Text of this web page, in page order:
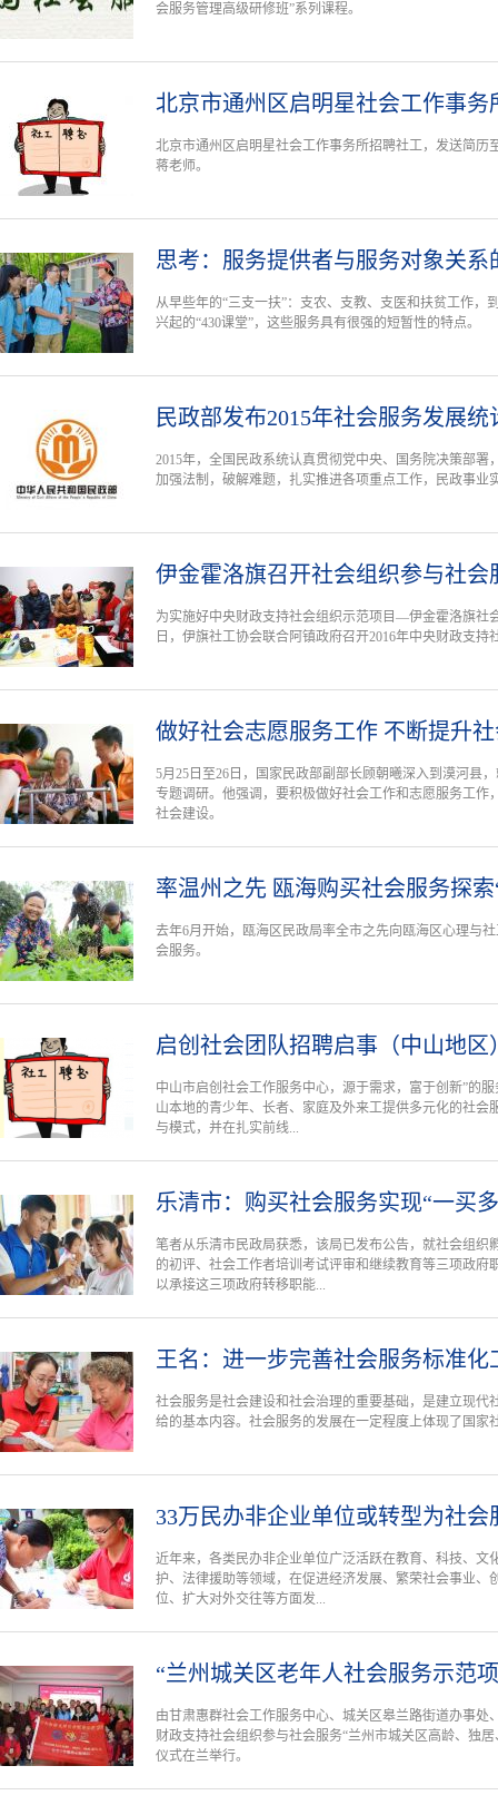
会服务管理高级研修班”系列课程。
北京市通州区启明星社会工作事务
北京市通州区启明星社会工作事务所招聘社工，发送简历
蒋老师。
思考：服务提供者与服务对象关系
从早些年的“三支一扶”：支农、支教、支医和扶贫工作，
兴起的“430课堂”，这些服务具有很强的短暂性的特点。
民政部发布2015年社会服务发展统
2015年，全国民政系统认真贯彻党中央、国务院决策部
加强法制，破解难题，扎实推进各项重点工作，民政事业
伊金霍洛旗召开社会组织参与社会
为实施好中央财政支持社会组织示范项目—伊金霍洛旗社
日，伊旗社工协会联合阿镇政府召开2016年中央财政支
做好社会志愿服务工作 不断提升
5月25日至26日，国家民政部副部长顾朝曦深入到漠河县
专题调研。他强调，要积极做好社会工作和志愿服务工作
社会建设。
率温州之先 瓯海购买社会服务探索
去年6月开始，瓯海区民政局率全市之先向瓯海区心理与
会服务。
启创社会团队招聘启事（中山地区
中山市启创社会工作服务中心，源于需求，富于创新”的
山本地的青少年、长者、家庭及外来工提供多元化的社会
与模式，并在扎实前线...
乐清市：购买社会服务实现“一买
笔者从乐清市民政局获悉，该局已发布公告，就社会组织
的初评、社会工作者培训考试评审和继续教育等三项政
以承接这三项政府转移职能...
王名：进一步完善社会服务标准化
社会服务是社会建设和社会治理的重要基础，是建立现代
给的基本内容。社会服务的发展在一定程度上体现了国家
33万民办非企业单位或转型为社会
近年来，各类民办非企业单位广泛活跃在教育、科技、文
护、法律援助等领域，在促进经济发展、繁荣社会事业、
位、扩大对外交往等方面发...
“兰州城关区老年人社会服务示范
由甘肃惠群社会工作服务中心、城关区皋兰路街道办事处
财政支持社会组织参与社会服务“兰州市城关区高龄、独
仪式在兰举行。